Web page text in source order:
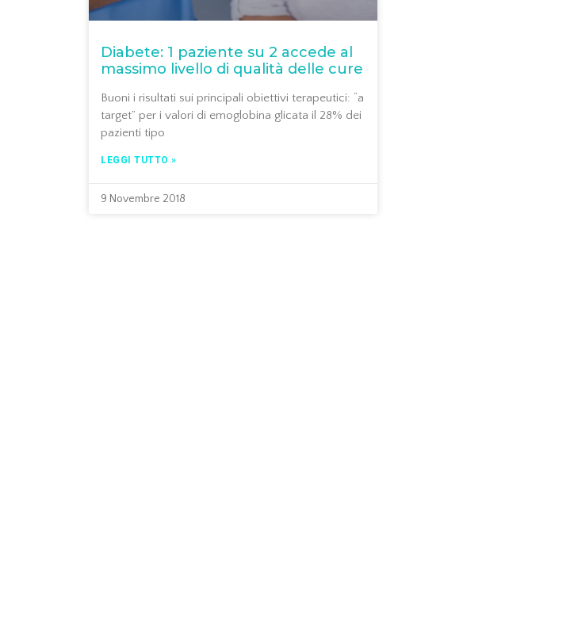
Diabete: 1 paziente su 2 accede al
massimo livello di qualità delle cure
Buoni i risultati sui principali obiettivi terapeutici: “a
target” per i valori di emoglobina glicata il 28% dei
pazienti tipo
LEGGI TUTTO »
9 Novembre 2018